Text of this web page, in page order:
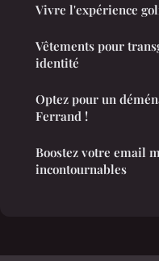
Vivre l'expérience
Vêtements pour
identité
Optez pour un
Ferrand !
Boostez votre email
incontournables